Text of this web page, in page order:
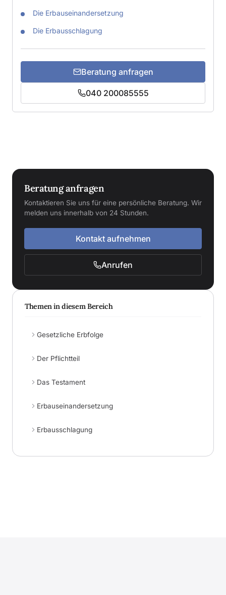
Die Erbauseinandersetzung
Die Erbausschlagung
Beratung anfragen
040 200085555
Beratung anfragen
Kontaktieren Sie uns für eine persönliche Beratung. Wir
melden uns innerhalb von 24 Stunden.
Kontakt aufnehmen
Anrufen
Themen in diesem Bereich
Gesetzliche Erbfolge
Der Pflichtteil
Das Testament
Erbauseinandersetzung
Erbausschlagung